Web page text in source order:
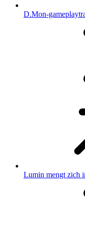
D.Mon-
Lumin mengt zich